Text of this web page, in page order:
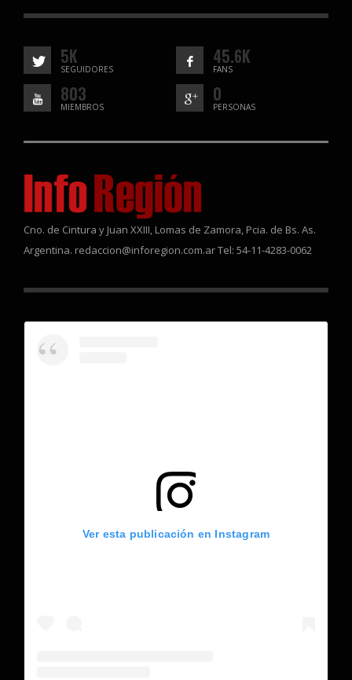
5K
SEGUIDORES
45.6K
FANS
803
MIEMBROS
0
PERSONAS
Cno. de Cintura y Juan XXIII, Lomas de Zamora, Pcia. de Bs. As.
Argentina. redaccion@inforegion.com.ar Tel: 54-11-4283-0062
Ver esta publicación en Instagram